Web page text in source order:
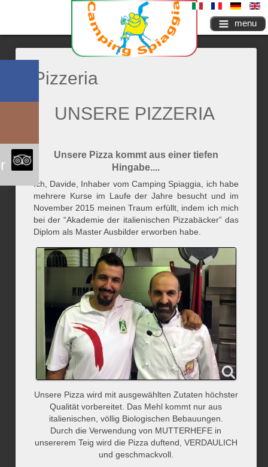
menu
Pizzeria
UNSERE PIZZERIA
Unsere Pizza kommt aus einer tiefen
Hingabe....
Ich, Davide, Inhaber vom Camping Spiaggia, ich habe
mehrere Kurse im Laufe der Jahre besucht und im
November 2015 meinen Traum erfüllt, indem ich mich
bei der “Akademie der italienischen Pizzabäcker” das
Diplom als Master Ausbilder erworben habe.
Unsere Pizza wird mit ausgewählten Zutaten höchster
Qualität vorbereitet. Das Mehl kommt nur aus
italienischen, völlig Biologischen Bebauungen.
Durch die Verwendung von MUTTERHEFE in
unsererem Teig wird die Pizza duftend, VERDAULICH
und geschmackvoll.